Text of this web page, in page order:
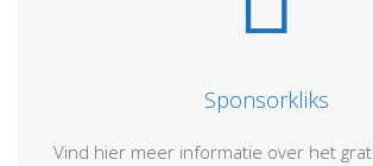
Sponsorkliks
Vind hier meer informatie over het